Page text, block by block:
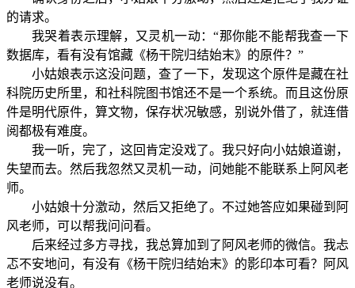
的请求。
我哭着表示理解，又灵机一动：“那你能不能帮我查一下
数据库，看有没有馆藏《杨干院归结始末》的原件？”
小姑娘表示这没问题，查了一下，发现这个原件是藏在社
科院历史所里，和社科院图书馆还不是一个系统。而且这份原
件是明代原件，算文物，保存状况敏感，别说外借了，就连借
阅都极有难度。
我一听，完了，这回肯定没戏了。我只好向小姑娘道谢，
失望而去。然后我忽然又灵机一动，问她能不能联系上阿风老
师。
小姑娘十分激动，然后又拒绝了。不过她答应如果碰到阿
风老师，可以帮我问问看。
后来经过多方寻找，我总算加到了阿风老师的微信。我忐
忑不安地问，有没有《杨干院归结始末》的影印本可看？阿风
老师说没有。